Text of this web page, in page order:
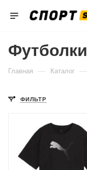
Главная — Каталог —
ФИЛЬТР